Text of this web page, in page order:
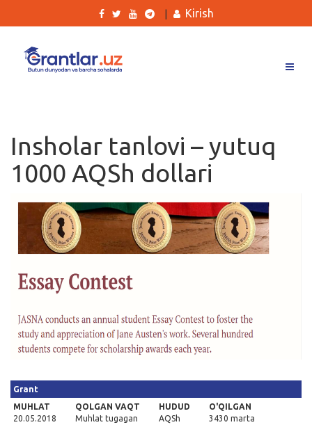
Ishlar
Kurslar
Blog
Yana
Kirish
Kirish
Insholar tanlovi – yutuq
1000 AQSh dollari
Grant
MUHLAT
20.05.2018
QOLGAN VAQT
Muhlat tugagan
HUDUD
AQSh
O'QILGAN
3430 marta